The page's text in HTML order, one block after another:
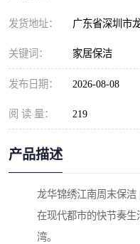
发货地址： 广东省深圳市
关键词： 家居保洁
发布日期： 2026-08-08
阅 读 量： 219
产品描述
龙华锦绣江南周末保
在现代都市的快节奏
湾。